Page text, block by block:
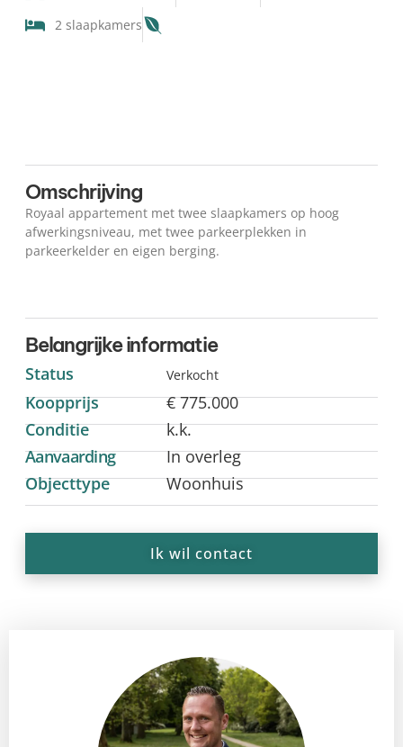
2 slaapkamers
Omschrijving
Royaal appartement met twee slaapkamers op hoog
afwerkingsniveau, met twee parkeerplekken in
parkeerkelder en eigen berging.
Belangrijke informatie
Status Verkocht
Koopprijs
€ 775.000
Conditie
k.k.
Aanvaarding
In overleg
Objecttype
Woonhuis
Ik wil contact